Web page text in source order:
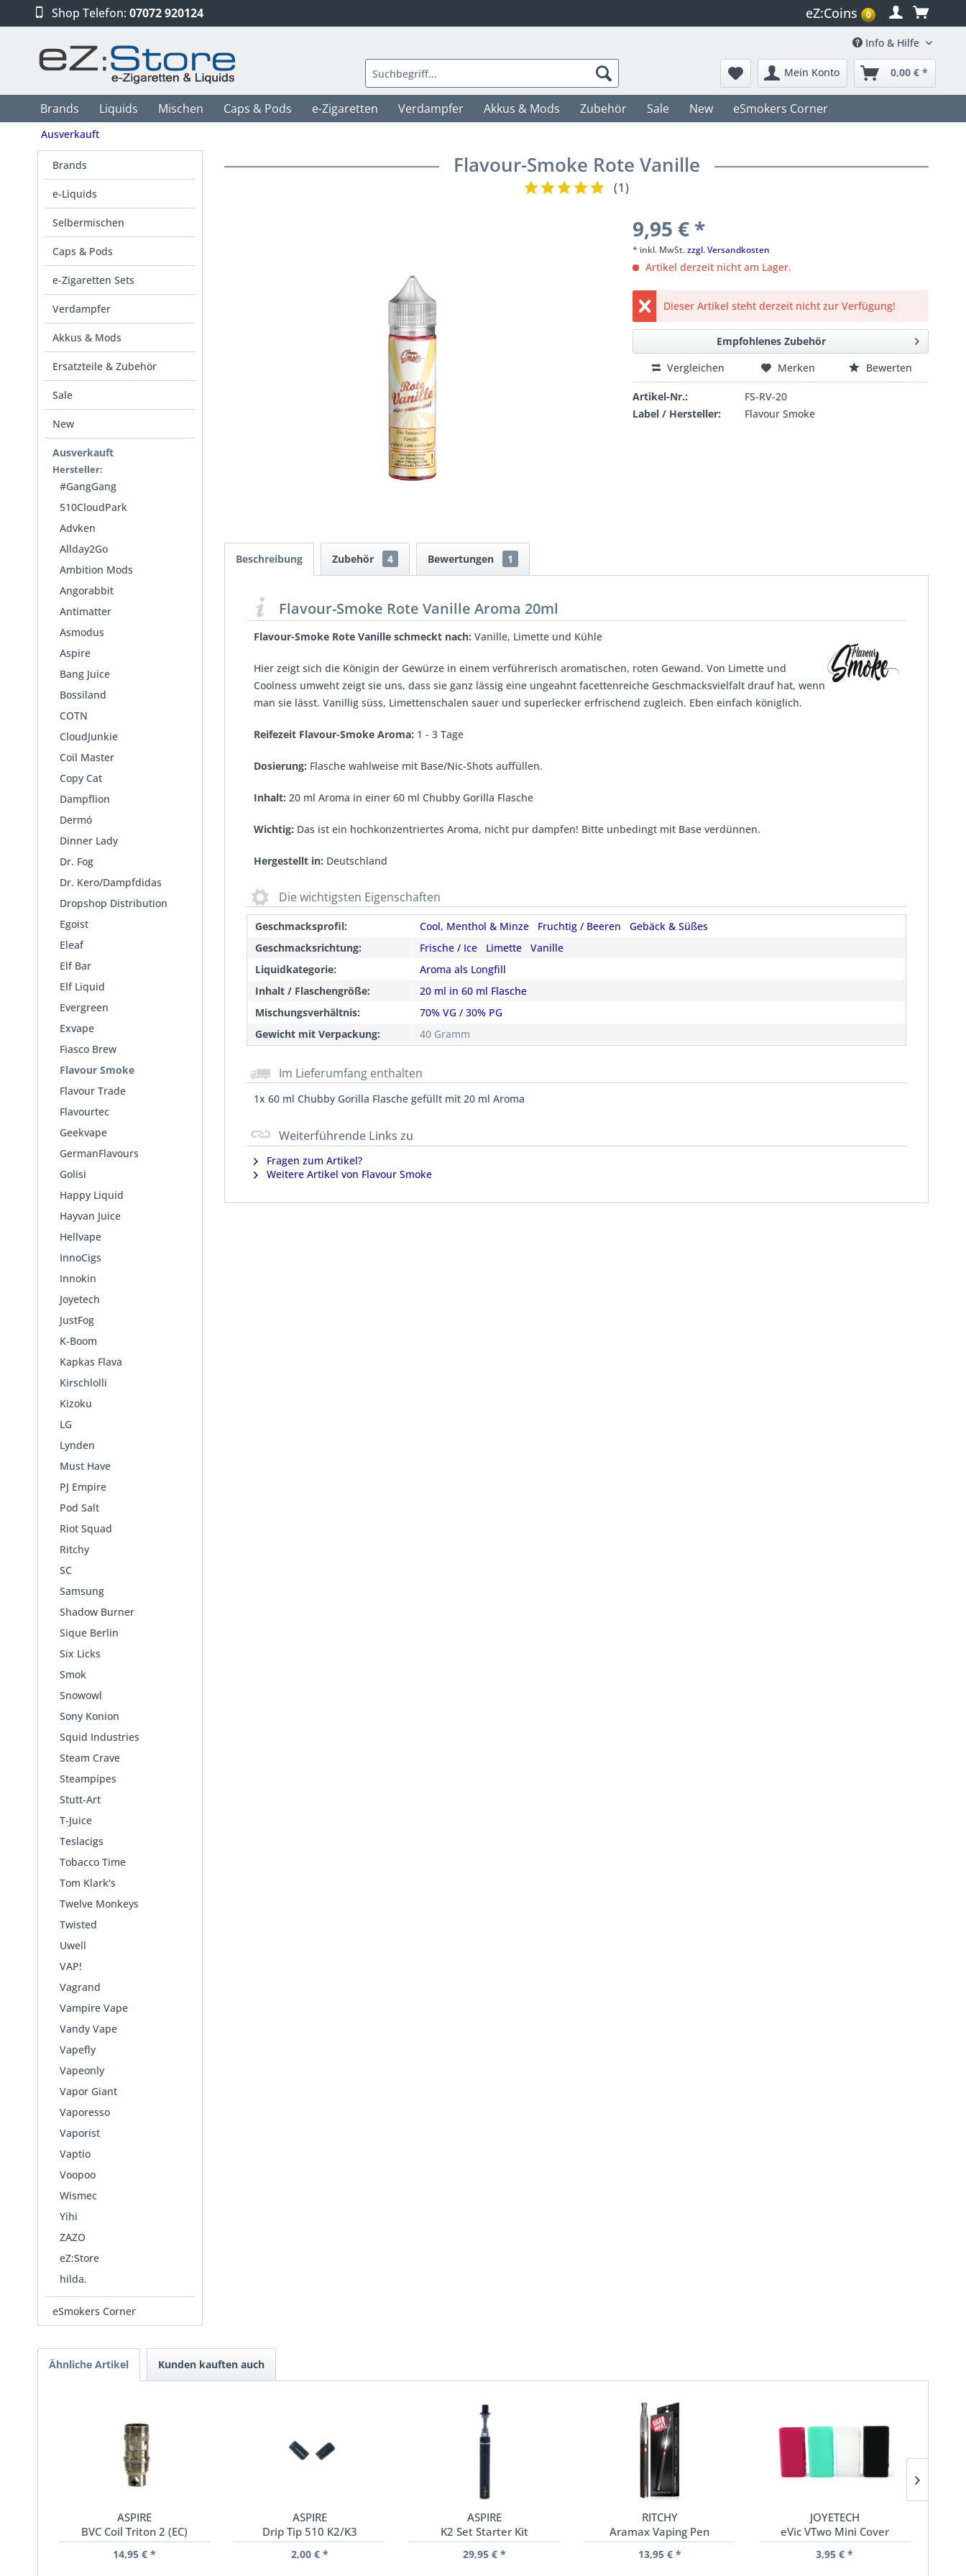
Shop Telefon: 07072 920124 eZ:Coins 0
Info & Hilfe
Mein Konto 0,00 € *
Brands Liquids Mischen Caps & Pods e-Zigaretten Verdampfer Akkus & Mods Zubehör Sale New eSmokers Corner
Ausverkauft
Brands
e-Liquids
Selbermischen
Caps & Pods
e-Zigaretten Sets
Verdampfer
Akkus & Mods
Ersatzteile & Zubehör
Sale
New
Ausverkauft
Hersteller:
#GangGang
510CloudPark
Advken
Allday2Go
Ambition Mods
Angorabbit
Antimatter
Asmodus
Aspire
Bang Juice
Bossiland
COTN
CloudJunkie
Coil Master
Copy Cat
Dampflion
Dermó
Dinner Lady
Dr. Fog
Dr. Kero/Dampfdidas
Dropshop Distribution
Egoist
Eleaf
Elf Bar
Elf Liquid
Evergreen
Exvape
Fiasco Brew
Flavour Smoke
Flavour Trade
Flavourtec
Geekvape
GermanFlavours
Golisi
Happy Liquid
Hayvan Juice
Hellvape
InnoCigs
Innokin
Joyetech
JustFog
K-Boom
Kapkas Flava
Kirschlolli
Kizoku
LG
Lynden
Must Have
PJ Empire
Pod Salt
Riot Squad
Ritchy
SC
Samsung
Shadow Burner
Sique Berlin
Six Licks
Smok
Snowowl
Sony Konion
Squid Industries
Steam Crave
Steampipes
Stutt-Art
T-Juice
Teslacigs
Tobacco Time
Tom Klark's
Twelve Monkeys
Twisted
Uwell
VAP!
Vagrand
Vampire Vape
Vandy Vape
Vapefly
Vapeonly
Vapor Giant
Vaporesso
Vaporist
Vaptio
Voopoo
Wismec
Yihi
ZAZO
eZ:Store
hilda.
eSmokers Corner
Flavour-Smoke Rote Vanille
(1)
9,95 € *
* inkl. MwSt.zzgl. Versandkosten
Artikel derzeit nicht am Lager.
Dieser Artikel steht derzeit nicht zur Verfügung!
Empfohlenes Zubehör
Vergleichen
Merken Bewerten
Artikel-Nr.:
FS-RV-20
Label / Hersteller:
Flavour Smoke
Beschreibung Zubehör 4 Bewertungen 1
Flavour-Smoke Rote Vanille Aroma 20ml
Flavour-Smoke Rote Vanille schmeckt nach: Vanille, Limette und Kühle
Hier zeigt sich die Königin der Gewürze in einem verführerisch aromatischen, roten Gewand. Von Limette und
Coolness umweht zeigt sie uns, dass sie ganz lässig eine ungeahnt facettenreiche Geschmacksvielfalt drauf hat, wenn
man sie lässt. Vanillig süss, Limettenschalen sauer und superlecker erfrischend zugleich. Eben einfach königlich.
Reifezeit Flavour-Smoke Aroma: 1 - 3 Tage
Dosierung: Flasche wahlweise mit Base/Nic-Shots auffüllen.
Inhalt: 20 ml Aroma in einer 60 ml Chubby Gorilla Flasche
Wichtig: Das ist ein hochkonzentriertes Aroma, nicht pur dampfen! Bitte unbedingt mit Base verdünnen.
Hergestellt in: Deutschland
Die wichtigsten Eigenschaften
Geschmacksprofil: Cool, Menthol & Minze Fruchtig / Beeren
Gebäck & Süßes
Geschmacksrichtung:
Frische / Ice Limette
Vanille
Liquidkategorie:
Aroma als Longfill
Inhalt / Flaschengröße:
20 ml in 60 ml Flasche
Mischungsverhältnis:
70% VG / 30% PG
Gewicht mit Verpackung:
40 Gramm
Im Lieferumfang enthalten
1x 60 ml Chubby Gorilla Flasche gefüllt mit 20 ml Aroma
Weiterführende Links zu
Fragen zum Artikel?
Weitere Artikel von Flavour Smoke
Ähnliche Artikel Kunden kauften auch
ASPIRE
BVC Coil Triton 2 (EC)
14,95 € *
ASPIRE
Drip Tip 510 K2/K3
2,00 € *
ASPIRE
K2 Set Starter Kit
29,95 € *
RITCHY
Aramax Vaping Pen
13,95 € *
JOYETECH
eVic VTwo Mini Cover
3,95 € *